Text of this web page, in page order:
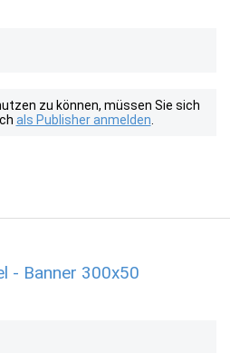
zu können, müssen Sie sich
als Publisher anmelden
- Banner 300x50